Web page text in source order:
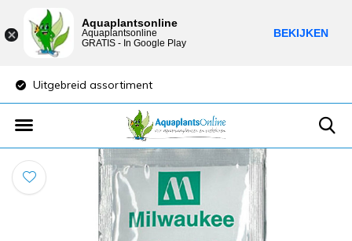
Uitgebreid assortiment
Aquaplantsonline
Aquaplantsonline
GRATIS - In Google Play
BEKIJKEN